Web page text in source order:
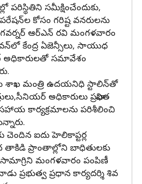
పరిస్థితిని సమీక్షించేందుకు,
కోసం గరిష్ట వనరులను
ఆర్‌ఎన్ రవి మంగళవారం
కేంద్ర ఏజెన్సీలు, సాయుధ
సమావేశం
శాఖ మంత్రి ఉదయనిధి స్టాలిన్‌తో
అధికారులు ప్రభావిత
కార్యక్రమాలను పరిశీలించి
ఐదు హెలికాప్టర్ల
ప్రాంతాల్లోని బాధితులకు
మంగళవారం పంపిణీ
ప్రభుత్వ ప్రధాన కార్యదర్శి శివ